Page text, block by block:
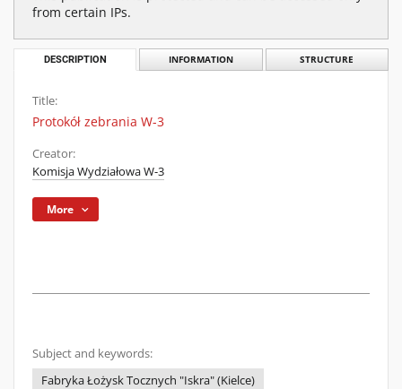
from certain IPs.
DESCRIPTION INFORMATION STRUCTURE
Title:
Protokół zebrania W-3
Creator:
Komisja Wydziałowa W-3
More
Subject and keywords:
Fabryka Łożysk Tocznych "Iskra" (Kielce)